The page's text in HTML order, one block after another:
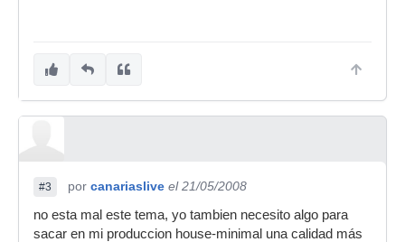
#3 por canariaslive el 21/05/2008
no esta mal este tema, yo tambien necesito algo para
sacar en mi produccion house-minimal una calidad más